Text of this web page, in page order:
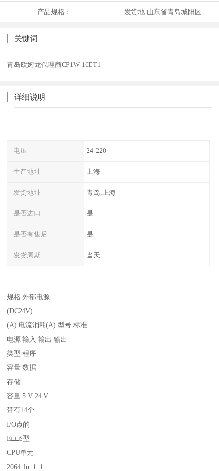
产品规格： 发货地:山东省青岛城阳区
关键词
青岛欧姆龙代理商CP1W-16ET1
详细说明
电压 24-220
生产地址 上海
发货地址 青岛,上海
是否进口 是
是否有售后 是
发货周期 当天
规格 外部电源
(DC24V)
(A) 电流消耗(A) 型号 标准
电源 输入 输出 输出
类型 程序
容量 数据
存储
容量 5 V 24 V
带有14个
I/O点的
E□□S型
CPU单元
2064_lu_1_1